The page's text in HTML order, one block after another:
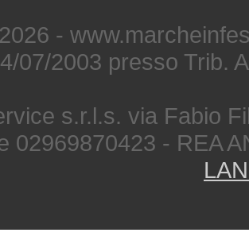
-
07/2003 presso Trib.
s.r.l.s. via Fabio
02969870423 - REA